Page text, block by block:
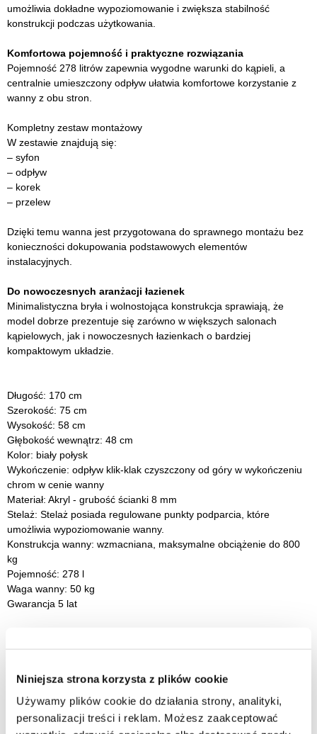
Niniejsza strona korzysta z plików cookie
Używamy plików cookie do działania strony, analityki,
personalizacji treści i reklam. Możesz zaakceptować
umożliwia dokładne wypoziomowanie i zwiększa stabilność
konstrukcji podczas użytkowania.
Komfortowa pojemność i praktyczne rozwiązania
Pojemność 278 litrów zapewnia wygodne warunki do kąpieli, a
centralnie umieszczony odpływ ułatwia komfortowe korzystanie z
wanny z obu stron.
Kompletny zestaw montażowy
W zestawie znajdują się:
– syfon
– odpływ
– korek
– przelew
Dzięki temu wanna jest przygotowana do sprawnego montażu bez
konieczności dokupowania podstawowych elementów
instalacyjnych.
Do nowoczesnych aranżacji łazienek
Minimalistyczna bryła i wolnostojąca konstrukcja sprawiają, że
model dobrze prezentuje się zarówno w większych salonach
kąpielowych, jak i nowoczesnych łazienkach o bardziej
kompaktowym układzie.
Długość: 170 cm
Szerokość: 75 cm
Wysokość: 58 cm
Głębokość wewnątrz: 48 cm
Kolor: biały połysk
Wykończenie: odpływ klik-klak czyszczony od góry w wykończeniu
chrom w cenie wanny
Materiał: Akryl - grubość ścianki 8 mm
Stelaż: Stelaż posiada regulowane punkty podparcia, które
umożliwia wypoziomowanie wanny.
Konstrukcja wanny: wzmacniana, maksymalne obciążenie do 800
kg
Pojemność: 278 l
Waga wanny: 50 kg
Gwarancja 5 lat
hałas powstający podczas napełniania oraz codziennego
tłumią dźwięki uderzającej wody, zwiększając komfort użytkowania
łazienki.